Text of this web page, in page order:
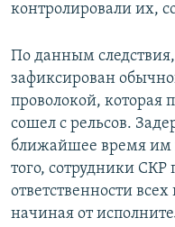
контролировали их,
По данным
зафиксирован
проволокой, которая
сошел с рельсов.
ближайшее время им
того, сотрудники
ответственности
начиная от